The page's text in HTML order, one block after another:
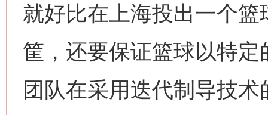
就好比在上海投出一个
筐，还要保证篮球以特定
团队在采用迭代制导技